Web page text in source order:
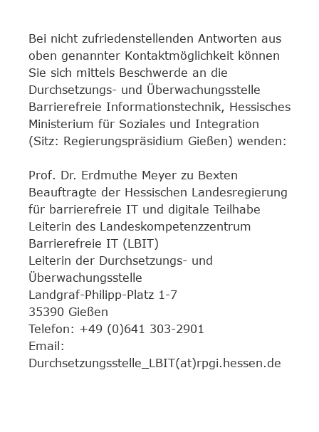
Bei nicht zufriedenstellenden Antworten aus
oben genannter Kontaktmöglichkeit können
Sie sich mittels Beschwerde an die
Durchsetzungs- und Überwachungsstelle
Barrierefreie Informationstechnik, Hessisches
Ministerium für Soziales und Integration
(Sitz: Regierungspräsidium Gießen) wenden:
Prof. Dr. Erdmuthe Meyer zu Bexten
Beauftragte der Hessischen Landesregierung
für barrierefreie IT und digitale Teilhabe
Leiterin des Landeskompetenzzentrum
Barrierefreie IT (LBIT)
Leiterin der Durchsetzungs- und
Überwachungsstelle
Landgraf-Philipp-Platz 1-7
35390 Gießen
Telefon: +49 (0)641 303-2901
Email:
Durchsetzungsstelle_LBIT(at)rpgi.hessen.de